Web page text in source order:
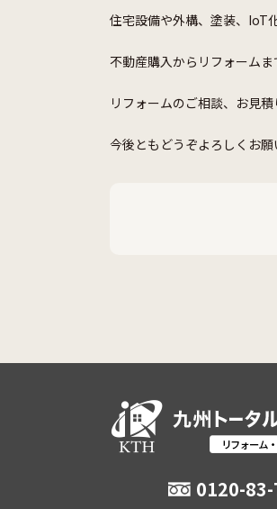
住宅設備や外構、塗装、IoT
不動産購入からリフォーム
リフォームのご相談、お見
今後ともどうぞよろしくお願
0120-